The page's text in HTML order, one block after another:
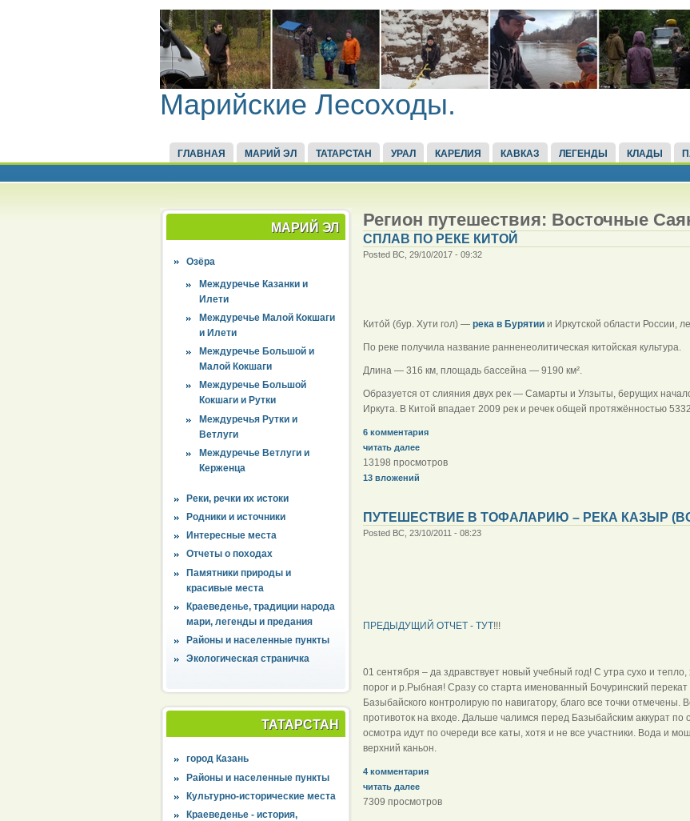
Марийские Лесоходы.
ГЛАВНАЯ МАРИЙ ЭЛ ТАТАРСТАН УРАЛ КАРЕЛИЯ КАВКАЗ ЛЕГЕНДЫ КЛАДЫ
МАРИЙ ЭЛ
Озёра
Междуречье Казанки и
Илети
Междуречье Малой Кокшаги
и Илети
Междуречье Большой и
Малой Кокшаги
Междуречье Большой
Кокшаги и Рутки
Междуречья Рутки и
Ветлуги
Междуречье Ветлуги и
Керженца
Реки, речки их истоки
Родники и источники
Интересные места
Отчеты о походах
Памятники природы и
красивые места
Краеведенье, традиции народа
мари, легенды и предания
Районы и населенные пункты
Экологическая страничка
ТАТАРСТАН
город Казань
Районы и населенные пункты
Культурно-исторические места
Краеведенье - история,
Регион путешествия: Восточные
СПЛАВ ПО РЕКЕ КИТОЙ
Posted ВС, 29/10/2017 - 09:32
Кито́й (бур. Хути гол) —река в Бурятии и Иркутской области России,
По реке получила название ранненеолитическая китойская культура.
Длина — 316 км, площадь бассейна — 9190 км².
Образуется от слияния двух рек — Самарты и Улзыты, берущих
Иркута. В Китой впадает 2009 рек и речек общей протяжённостью
6 комментария
читать далее
13198 просмотров
13 вложений
ПУТЕШЕСТВИЕ В ТОФАЛАРИЮ – РЕКА КАЗЫР
Posted ВС, 23/10/2011 - 08:23
ПРЕДЫДУЩИЙ ОТЧЕТ - ТУТ!!!
01 сентября – да здравствует новый учебный год! С утра сухо и
порог и р.Рыбная! Сразу со старта именованный Бочуринский
Базыбайского контролирую по навигатору, благо все точки
противоток на входе. Дальше чалимся перед Базыбайским аккурат по
осмотра идут по очереди все каты, хотя и не все участники. Вода и
верхний каньон.
4 комментария
читать далее
7309 просмотров